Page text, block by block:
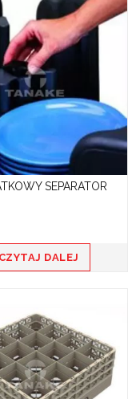
SEPARATOR
CZYTAJ DALEJ